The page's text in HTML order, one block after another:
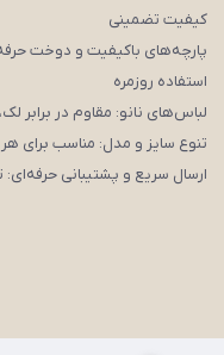
کیفیت تضمینی
پارچه‌های باکیفیت و دوخت
استفاده روزمره
لباس‌های نانو: مقاوم در برابر
تنوع سایز و مدل: مناسب برای
ارسال سریع و پشتیبانی حرفه‌ای: